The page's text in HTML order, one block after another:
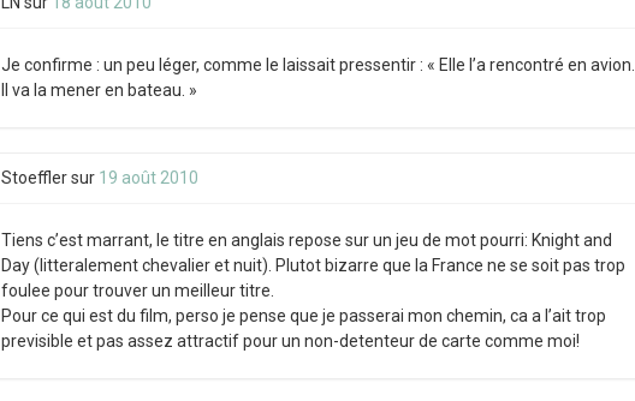
Je confirme : un peu léger, comme le laissait pressentir : « Elle l’a rencontré en avion.
Il va la mener en bateau. »
Stoefflersur 19 août 2010
Tiens c’est marrant, le titre en anglais repose sur un jeu de mot pourri: Knight and
Day (litteralement chevalier et nuit). Plutot bizarre que la France ne se soit pas trop
foulee pour trouver un meilleur titre.
Pour ce qui est du film, perso je pense que je passerai mon chemin, ca a l’ait trop
previsible et pas assez attractif pour un non-detenteur de carte comme moi!